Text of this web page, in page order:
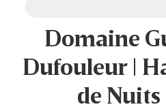
Domaine
Dufouleur |
de